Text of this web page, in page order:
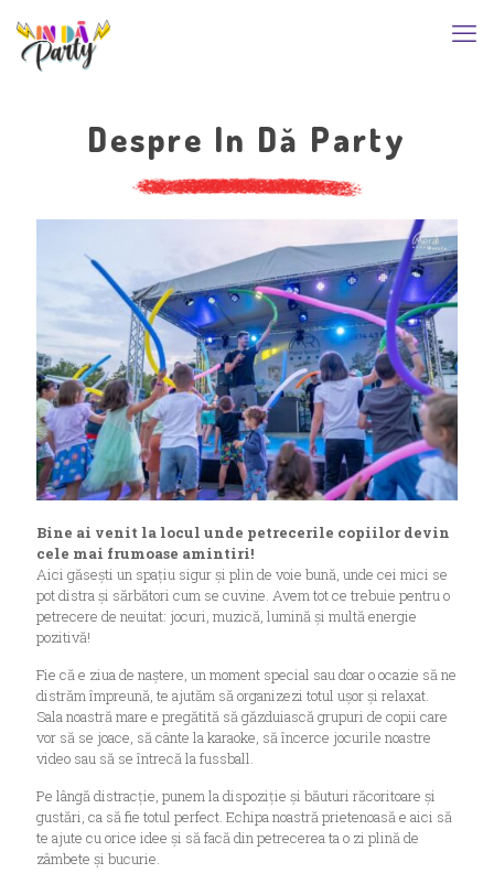
Despre In Dă Party
Bine ai venit la locul unde petrecerile copiilor devin
cele mai frumoase amintiri!
Aici găsești un spațiu sigur și plin de voie bună, unde cei mici se
pot distra și sărbători cum se cuvine. Avem tot ce trebuie pentru o
petrecere de neuitat: jocuri, muzică, lumină și multă energie
pozitivă!
Fie că e ziua de naștere, un moment special sau doar o ocazie să ne
distrăm împreună, te ajutăm să organizezi totul ușor și relaxat.
Sala noastră mare e pregătită să găzduiască grupuri de copii care
vor să se joace, să cânte la karaoke, să încerce jocurile noastre
video sau să se întrecă la fussball.
Pe lângă distracție, punem la dispoziție și băuturi răcoritoare și
gustări, ca să fie totul perfect. Echipa noastră prietenoasă e aici să
te ajute cu orice idee și să facă din petrecerea ta o zi plină de
zâmbete și bucurie.